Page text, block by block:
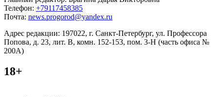
Телефон: +79117458385
Почта: news.progorod@yandex.ru
Адрес редакции: 197022, г. Санкт-Петербург, ул. Профессора
Попова, д. 23, лит. В, комн. 152-153, пом. 3-Н (часть офиса №
200А)
18+